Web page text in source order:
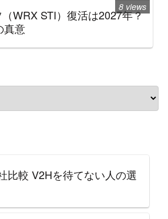
WRX STI）復活は2027年？
真意
8 views
比較 V2Hを待てない人の選